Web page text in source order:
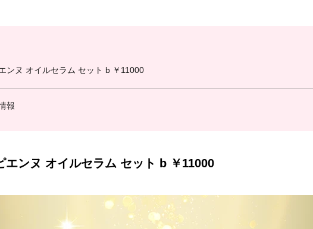
ンヌ オイルセラム セット b ￥11000
報
エンヌ オイルセラム セット b ￥11000